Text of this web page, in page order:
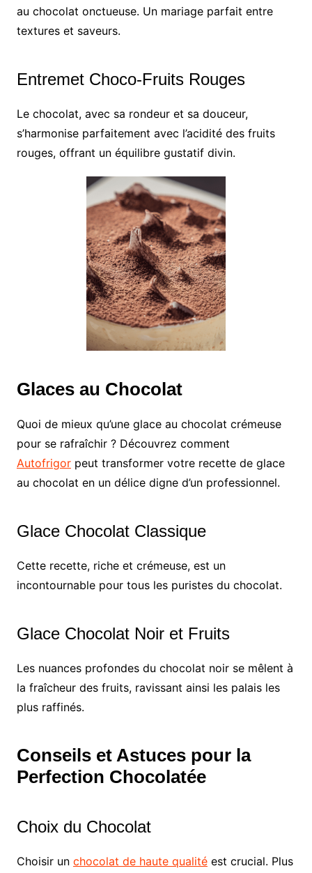
au chocolat onctueuse. Un mariage parfait entre
textures et saveurs.
Entremet Choco-Fruits Rouges
Le chocolat, avec sa rondeur et sa douceur,
s’harmonise parfaitement avec l’acidité des fruits
rouges, offrant un équilibre gustatif divin.
Glaces au Chocolat
Quoi de mieux qu’une glace au chocolat crémeuse
pour se rafraîchir ? Découvrez comment
Autofrigorpeut transformer votre recette de glace
au chocolat en un délice digne d’un professionnel.
Glace Chocolat Classique
Cette recette, riche et crémeuse, est un
incontournable pour tous les puristes du chocolat.
Glace Chocolat Noir et Fruits
Les nuances profondes du chocolat noir se mêlent à
la fraîcheur des fruits, ravissant ainsi les palais les
plus raffinés.
Conseils et Astuces pour la
Perfection Chocolatée
Choix du Chocolat
Choisir un chocolat de haute qualitéest crucial. Plus